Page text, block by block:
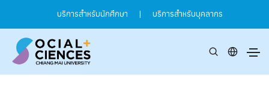
บริการสำหรับนักศึกษา | บริการสำหรับบุคลากร